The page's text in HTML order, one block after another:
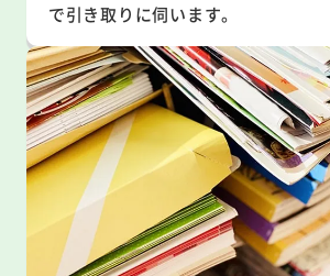
で引き取りに伺います。